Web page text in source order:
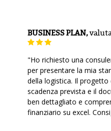
BUSINESS PLAN,
"Ho richiesto una
per presentare la mia
della logistica. Il
scadenza prevista e il
ben dettagliato e
finanziario su excel.